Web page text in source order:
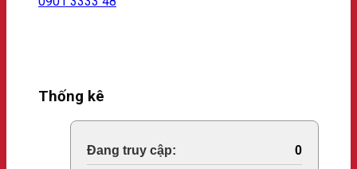
Thống kê
Online Visitors: 0